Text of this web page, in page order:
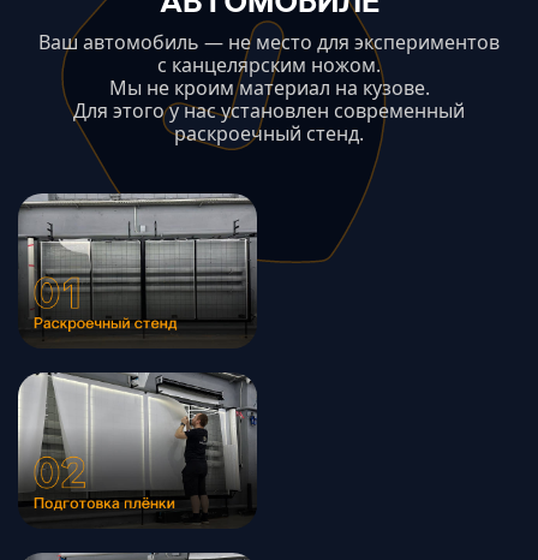
Ваш автомобиль — не место для экспериментов
с канцелярским ножом.
Мы не кроим материал на кузове.
Для этого у нас установлен современный
раскроечный стенд.